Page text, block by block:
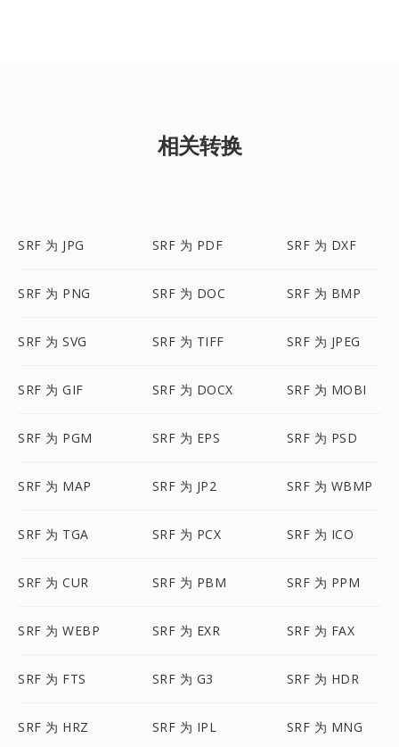
相关转换
SRF 为 JPG SRF 为 PDF SRF 为 DXF
SRF 为 PNG SRF 为 DOC SRF 为 BMP
SRF 为 SVG SRF 为 TIFF SRF 为 JPEG
SRF 为 GIF SRF 为 DOCX SRF 为 MOBI
SRF 为 PGM SRF 为 EPS SRF 为 PSD
SRF 为 MAP SRF 为 JP2 SRF 为 WBMP
SRF 为 TGA SRF 为 PCX SRF 为 ICO
SRF 为 CUR SRF 为 PBM SRF 为 PPM
SRF 为 WEBP SRF 为 EXR SRF 为 FAX
SRF 为 FTS SRF 为 G3 SRF 为 HDR
SRF 为 HRZ SRF 为 IPL SRF 为 MNG